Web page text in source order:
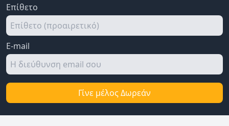
Επίθετο
E-mail
Γίνε μέλος Δωρεάν